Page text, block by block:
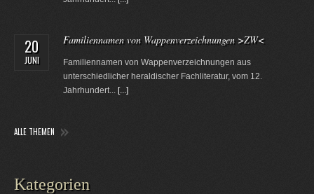
20
JUNI
Familiennamen von Wappenverzeichnungen >ZW<
Familiennamen von Wappenverzeichnungen aus
unterschiedlicher heraldischer Fachliteratur, vom 12.
Jahrhundert... [...]
ALLE THEMEN
Kategorien